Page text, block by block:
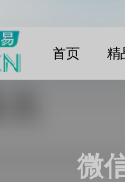
首页 精
微